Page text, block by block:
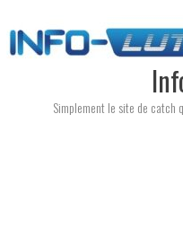
to
content
Simplement le site de catch